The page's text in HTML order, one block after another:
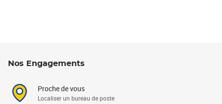
Nos Engagements
Proche de vous
Localiser un bureau de poste